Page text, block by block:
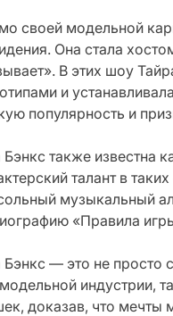
своей модельной
Она стала
В этих шоу
и
популярность и
Бэнкс также известна
талант в
музыкальный
«Правила
Бэнкс — это не просто
индустрии,
доказав, что мечты